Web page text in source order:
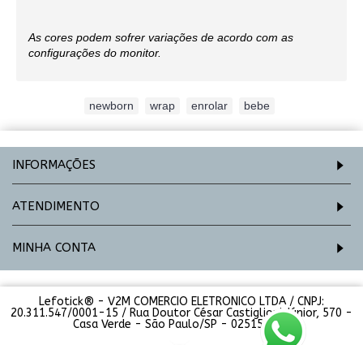
As cores podem sofrer variações de acordo com as
configurações do monitor.
newborn wrap enrolar bebe
INFORMAÇÕES
ATENDIMENTO
MINHA CONTA
Lefotick® - V2M COMERCIO ELETRONICO LTDA / CNPJ:
20.311.547/0001-15 / Rua Doutor César Castiglioni Júnior, 570 -
Casa Verde - São Paulo/SP - 02515-000